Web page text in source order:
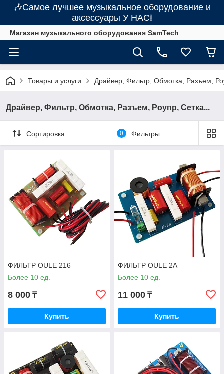
🎶Самое лучшее музыкальное оборудование и
аксессуары У НАС❕
Магазин музыкального оборудования SamTech
Товары и услуги Драйвер, Фильтр, Обмотка, Разъем,
Драйвер, Фильтр, Обмотка, Разъем, Роупр, Сетка...
Сортировка 0 Фильтры
ФИЛЬТР OULE 216
Более 10 ед.
8 000 ₸
Купить
ФИЛЬТР OULE 2А
Более 10 ед.
11 000 ₸
Купить